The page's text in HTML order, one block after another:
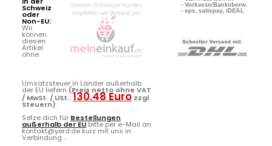
Schweiz
oder
Non-EU:
Wir
können
diesen
Artikel
ohne
Umsatzsteuer in Länder außerhalb
der EU liefern (Preis netto ohne VAT
/ MwSt. / USt.:130.48 Euro zzgl.
Steuern) .
Setze dich für Bestellungen
außerhalb der EUbitte per e-Mail an
kontakt@yerd.de kurz mit uns in
Verbindung ...